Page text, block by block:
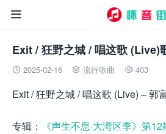

Exit / 狂野之城 / 唱这歌 (Live)
 2025-02-16  流行歌曲  403
Exit / 狂野之城 / 唱这歌 (Live) – 郭
专辑： 《声生不息·大湾区季》第12